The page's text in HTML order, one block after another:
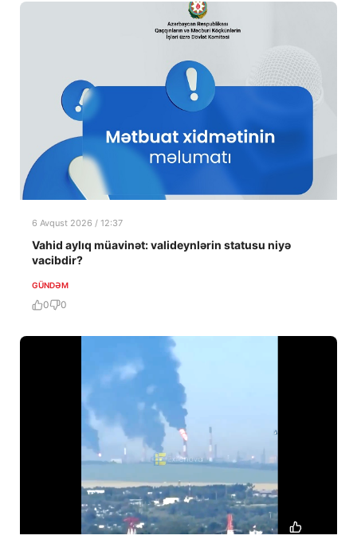
6 Avqust 2026 / 12:37
Vahid aylıq müavinət: valideynlərin statusu niyə
vacibdir?
GÜNDƏM
0 0